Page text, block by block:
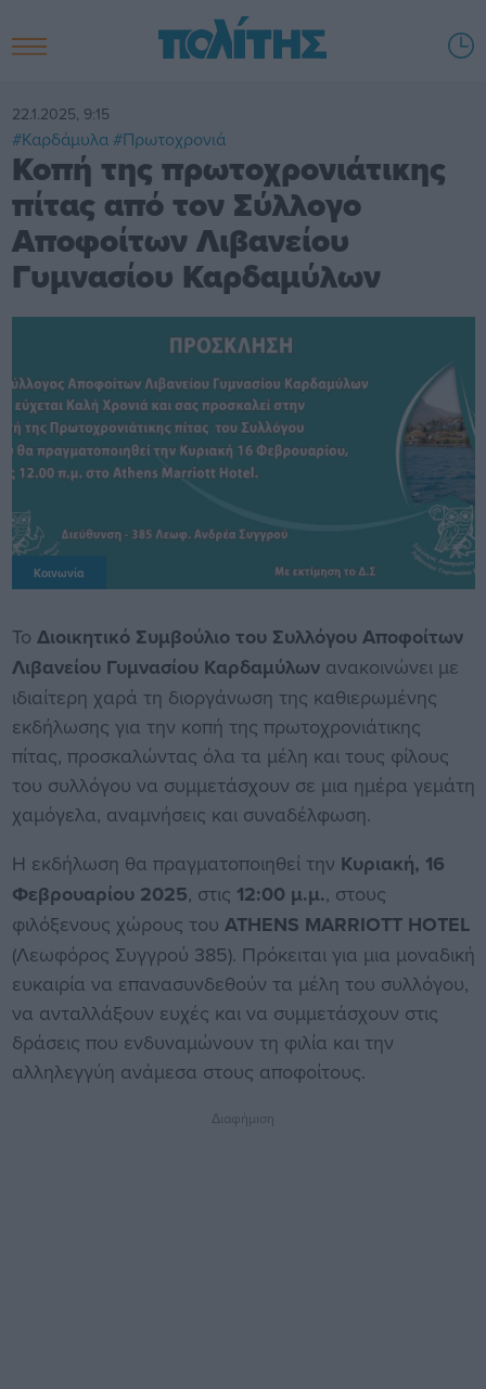
22.1.2025, 9:15
#Καρδάμυλα #Πρωτοχρονιά
Κοπή της πρωτοχρονιάτικης
πίτας από τον Σύλλογο
Αποφοίτων Λιβανείου
Γυμνασίου Καρδαμύλων
Κοινωνία
Το Διοικητικό Συμβούλιο του Συλλόγου Αποφοίτων
Λιβανείου Γυμνασίου Καρδαμύλωνανακοινώνει με
ιδιαίτερη χαρά τη διοργάνωση της καθιερωμένης
εκδήλωσης για την κοπή της πρωτοχρονιάτικης
πίτας, προσκαλώντας όλα τα μέλη και τους φίλους
του συλλόγου να συμμετάσχουν σε μια ημέρα γεμάτη
χαμόγελα, αναμνήσεις και συναδέλφωση.
Η εκδήλωση θα πραγματοποιηθεί την Κυριακή, 16
Φεβρουαρίου 2025, στις 12:00 μ.μ., στους
φιλόξενους χώρους του ATHENS MARRIOTT HOTEL
(Λεωφόρος Συγγρού 385). Πρόκειται για μια μοναδική
ευκαιρία να επανασυνδεθούν τα μέλη του συλλόγου,
να ανταλλάξουν ευχές και να συμμετάσχουν στις
δράσεις που ενδυναμώνουν τη φιλία και την
αλληλεγγύη ανάμεσα στους αποφοίτους.
Διαφήμιση